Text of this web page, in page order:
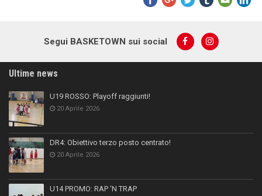
Segui BASKETOWN sui social
Ultime news
U19 ROSSO: Playoff raggiunti!
20 Aprile 2026
DR4: Obiettivo terzo posto centrato!
20 Aprile 2026
U14 PROMO: RAP ‘N TRAP